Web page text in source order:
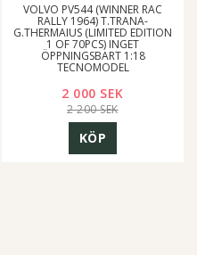
VOLVO PV544 (WINNER RAC
RALLY 1964) T.TRANA-
G.THERMAIUS (LIMITED EDITION
1 OF 70PCS) INGET
ÖPPNINGSBART 1:18
TECNOMODEL
2 200 SEK
2 000 SEK
KÖP